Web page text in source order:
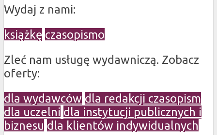
Wydaj z nami:
książkę czasopismo
Zleć nam usługę wydawniczą. Zobacz
oferty:
dla wydawców dla redakcji czasopism
dla uczelni dla instytucji publicznych i
biznesu dla klientów indywidualnych